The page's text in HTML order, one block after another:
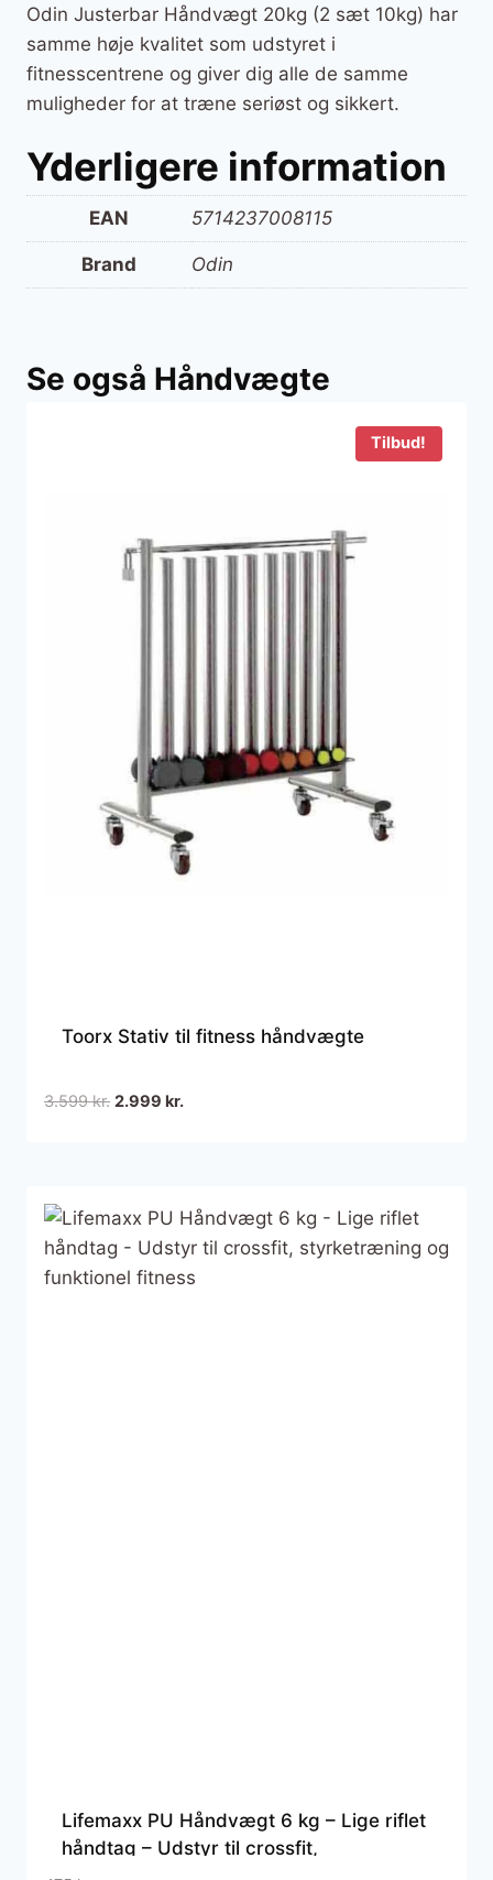
Odin Justerbar Håndvægt 20kg (2 sæt 10kg) har
samme høje kvalitet som udstyret i
fitnesscentrene og giver dig alle de samme
muligheder for at træne seriøst og sikkert.
Yderligere information
EAN 5714237008115
Brand Odin
Se også Håndvægte
Tilbud!
Toorx Stativ til fitness håndvægte
3.599kr. Den
2.999 kr.Den
Lifemaxx PU Håndvægt 6 kg – Lige riflet
håndtag – Udstyr til crossfit,